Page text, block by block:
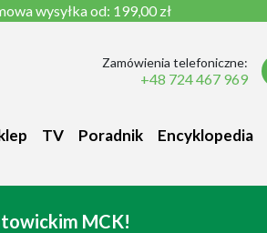
wysyłka od: 199,00 zł
Zamówienia telefoniczne:
+48 724 467 969
TV Poradnik Encyklopedia
MCK!